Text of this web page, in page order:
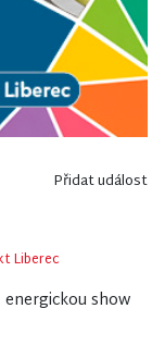
Přidat událost
Liberec
show